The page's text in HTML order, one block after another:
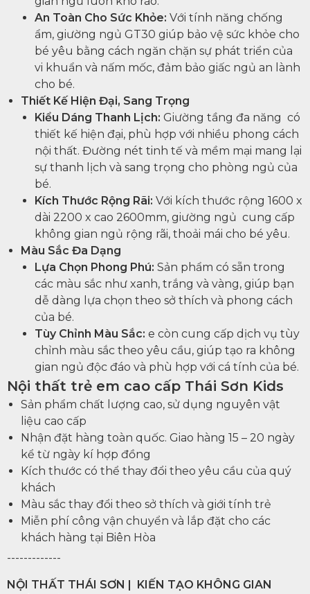
An Toàn Cho Sức Khỏe: Với tính năng chống
ẩm, giường ngủ GT30 giúp bảo vệ sức khỏe cho
bé yêu bằng cách ngăn chặn sự phát triển của
vi khuẩn và nấm mốc, đảm bảo giấc ngủ an lành
cho bé.
Thiết Kế Hiện Đại, Sang Trọng
Kiểu Dáng Thanh Lịch: Giường tầng đa năng có
thiết kế hiện đại, phù hợp với nhiều phong cách
nội thất. Đường nét tinh tế và mềm mại mang lại
sự thanh lịch và sang trọng cho phòng ngủ của
bé.
Kích Thước Rộng Rãi: Với kích thước rộng 1600 x
dài 2200 x cao 2600mm, giường ngủ cung cấp
không gian ngủ rộng rãi, thoải mái cho bé yêu.
Màu Sắc Đa Dạng
Lựa Chọn Phong Phú: Sản phẩm có sẵn trong
các màu sắc như xanh, trắng và vàng, giúp bạn
dễ dàng lựa chọn theo sở thích và phong cách
của bé.
Tùy Chỉnh Màu Sắc: e còn cung cấp dịch vụ tùy
chỉnh màu sắc theo yêu cầu, giúp tạo ra không
gian ngủ độc đáo và phù hợp với cá tính của bé.
Nội thất trẻ em cao cấp Thái Sơn Kids
Sản phẩm chất lượng cao, sử dụng nguyên vật
liệu cao cấp
Nhận đặt hàng toàn quốc. Giao hàng 15 – 20 ngày
kể từ ngày kí hợp đồng
Kích thước có thể thay đổi theo yêu cầu của quý
khách
Màu sắc thay đổi theo sở thích và giới tính trẻ
Miễn phí công vận chuyển và lắp đặt cho các
khách hàng tại Biên Hòa
-------------
NỘI THẤT THÁI SƠN | KIẾN TẠO KHÔNG GIAN